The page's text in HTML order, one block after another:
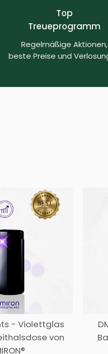
Top
Treueprogramm
Regelmäßige Aktionen,
beste Preise und
- Violettglas
von